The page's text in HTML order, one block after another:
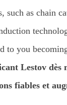
such as chain
to you
Lestov dès
fiables et